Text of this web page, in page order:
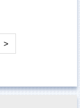
>